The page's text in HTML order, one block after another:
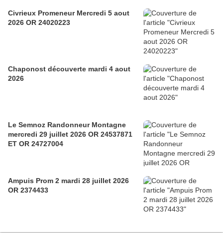
Civrieux Promeneur Mercredi 5 aout
2026 OR 24020223
Chaponost découverte mardi 4 aout
2026
Le Semnoz Randonneur Montagne
mercredi 29 juillet 2026 OR 24537871
ET OR 24727004
Ampuis Prom 2 mardi 28 juillet 2026
OR 2374433